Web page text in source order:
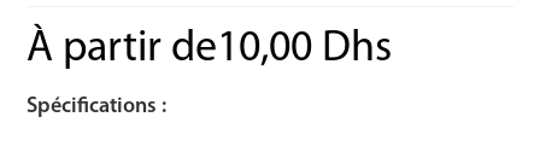
À partir de10,00 Dhs
Spécifications :